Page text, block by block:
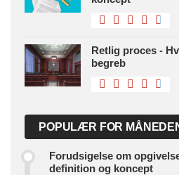
Retlig proces -
begreb
POPULÆR FOR
Forudsigelse om
definition og koncept